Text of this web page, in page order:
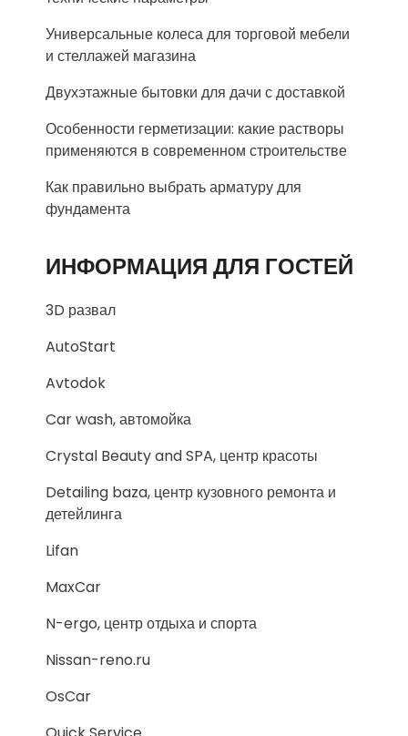
Универсальные колеса для торговой мебели
и стеллажей магазина
Двухэтажные бытовки для дачи с доставкой
Особенности герметизации: какие растворы
применяются в современном строительстве
Как правильно выбрать арматуру для
фундамента
ИНФОРМАЦИЯ ДЛЯ ГОСТЕЙ
3D развал
AutoStart
Avtodok
Car wash, автомойка
Crystal Beauty and SPA, центр красоты
Detailing baza, центр кузовного ремонта и
детейлинга
Lifan
MaxCar
N-ergo, центр отдыха и спорта
Nissan-reno.ru
OsCar